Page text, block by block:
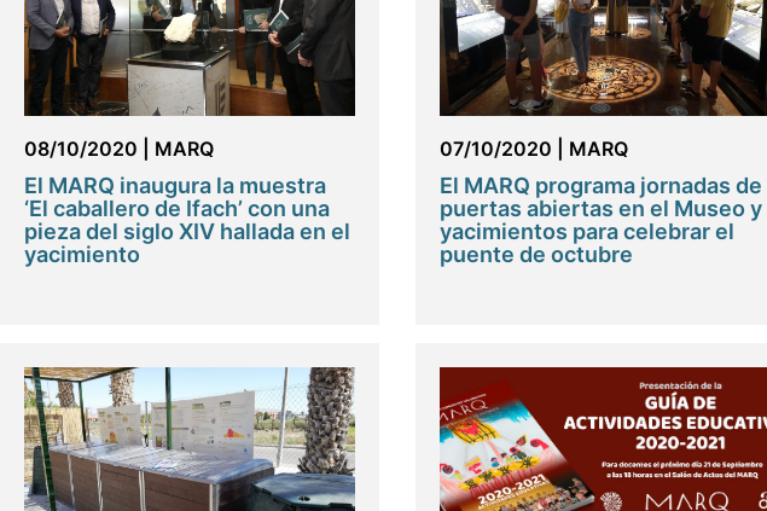
08/10/2020 MARQ
El MARQ inaugura la muestra
‘El caballero de Ifach’ con una
pieza del siglo XIV hallada en el
yacimiento
07/10/2020 MARQ
El MARQ programa jornadas de
puertas abiertas en el Museo y
yacimientos para celebrar el
puente de octubre